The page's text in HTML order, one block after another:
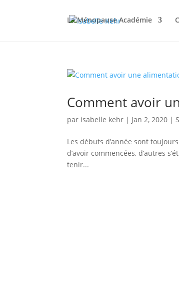
La Ménopause Académie
Comment avoir
par isabelle kehr | Jan 2, 2020 |
Les débuts d’année sont
d’avoir commencées, d’autres
tenir...